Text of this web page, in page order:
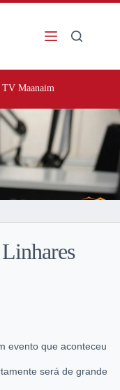
TV Maanaim
evento que aconteceu
será de grande